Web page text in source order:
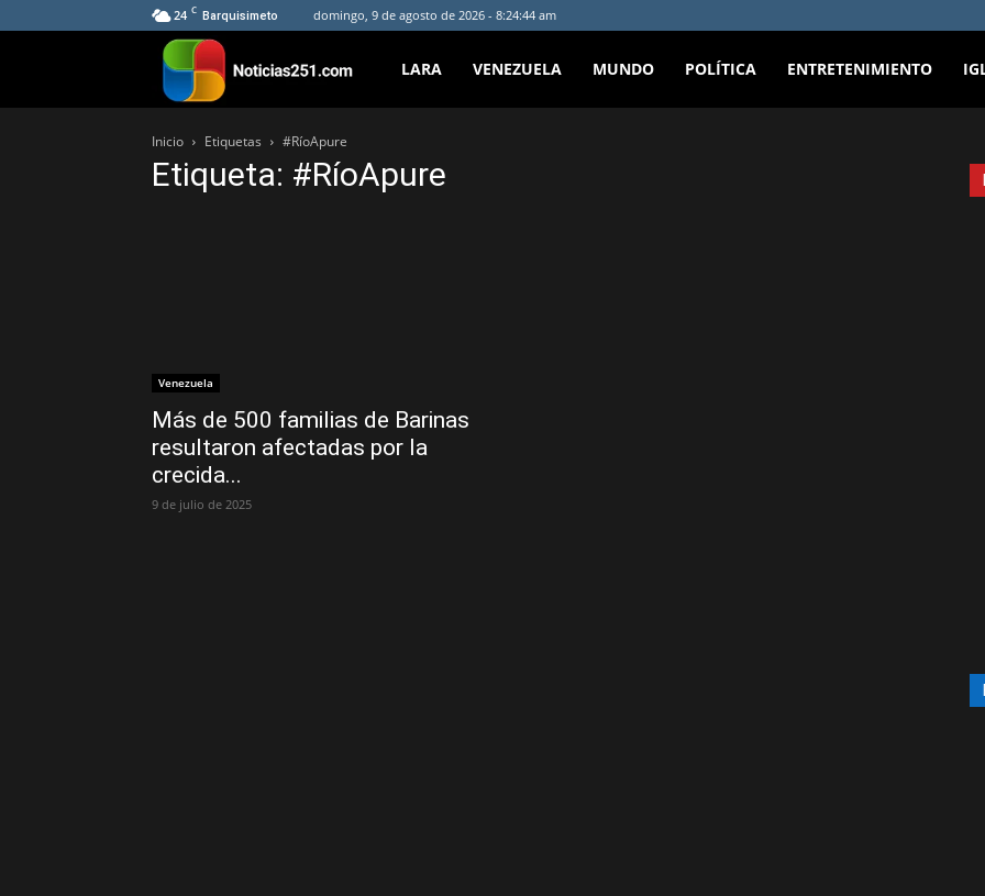
24 C Barquisimeto domingo, 9 de agosto de 2026 - 8:24:44 am
Noticias251
LARA VENEZUELA MUNDO POLÍTICA ENTRETENIMIENTO
Inicio Etiquetas #RíoApure
Etiqueta: #RíoApure
Venezuela
Más de 500 familias de Barinas
resultaron afectadas por la
crecida...
9 de julio de 2025